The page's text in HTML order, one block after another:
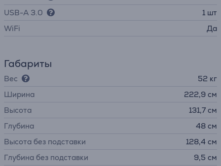
USB-A 3.0
1 шт
WiFi
Да
Габариты
Вес
52 кг
Ширина
222,9 см
Высота
131,7 см
Глубина
48 см
Высота без подставки
128,4 см
Глубина без подставки
9,5 см